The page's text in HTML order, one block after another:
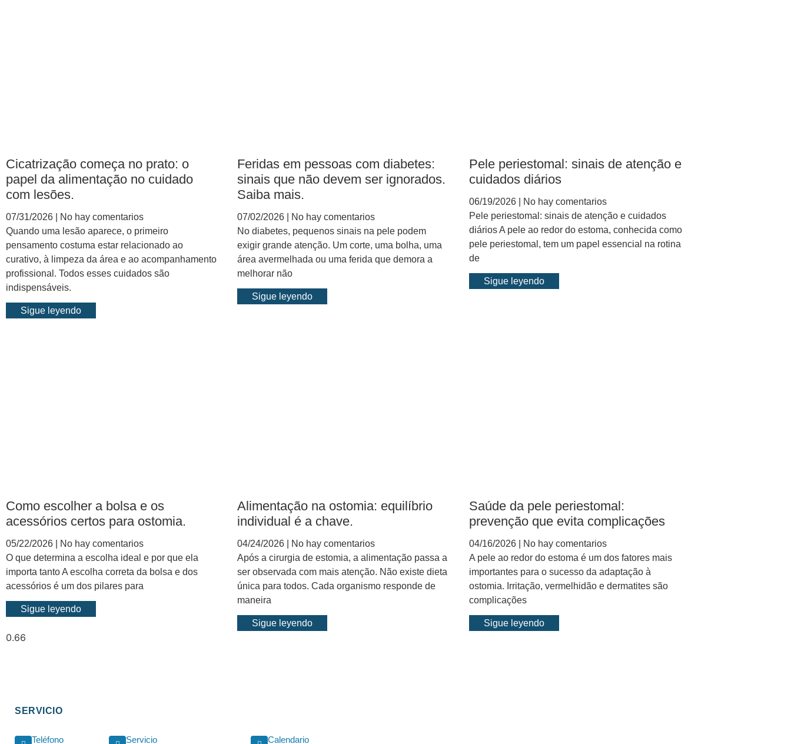
Cicatrização começa no prato: o
papel da alimentação no cuidado
com lesões.
07/31/2026
No hay comentarios
Quando uma lesão aparece, o primeiro
pensamento costuma estar relacionado ao
curativo, à limpeza da área e ao acompanhamento
profissional. Todos esses cuidados são
indispensáveis.
Sigue leyendo
Feridas em pessoas com diabetes:
sinais que não devem ser ignorados.
Saiba mais.
07/02/2026
No hay comentarios
No diabetes, pequenos sinais na pele podem
exigir grande atenção. Um corte, uma bolha, uma
área avermelhada ou uma ferida que demora a
melhorar não
Sigue leyendo
Pele periestomal: sinais de atenção e
cuidados diários
06/19/2026
No hay comentarios
Pele periestomal: sinais de atenção e cuidados
diários A pele ao redor do estoma, conhecida como
pele periestomal, tem um papel essencial na rotina
de
Sigue leyendo
Como escolher a bolsa e os
acessórios certos para ostomia.
05/22/2026
No hay comentarios
O que determina a escolha ideal e por que ela
importa tanto A escolha correta da bolsa e dos
acessórios é um dos pilares para
Sigue leyendo
Alimentação na ostomia: equilíbrio
individual é a chave.
04/24/2026
No hay comentarios
Após a cirurgia de estomia, a alimentação passa a
ser observada com mais atenção. Não existe dieta
única para todos. Cada organismo responde de
maneira
Sigue leyendo
Saúde da pele periestomal:
prevenção que evita complicações
04/16/2026
No hay comentarios
A pele ao redor do estoma é um dos fatores mais
importantes para o sucesso da adaptação à
ostomia. Irritação, vermelhidão e dermatites são
complicações
Sigue leyendo
SERVICIO
Teléfono Servicio Calendario